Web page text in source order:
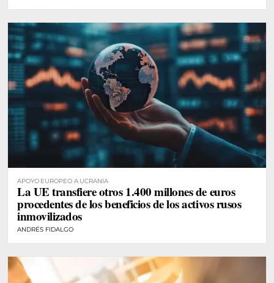
APOYO EUROPEO A UCRANIA
La UE transfiere otros 1.400 millones de euros
procedentes de los beneficios de los activos rusos
inmovilizados
ANDRÉS FIDALGO